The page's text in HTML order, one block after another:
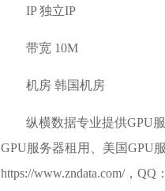
IP 独立IP
带宽 10M
机房 韩国机房
纵横数据专业提供GPU
GPU服务器租用
、美国GPU
https://www.zndata.com/，QQ